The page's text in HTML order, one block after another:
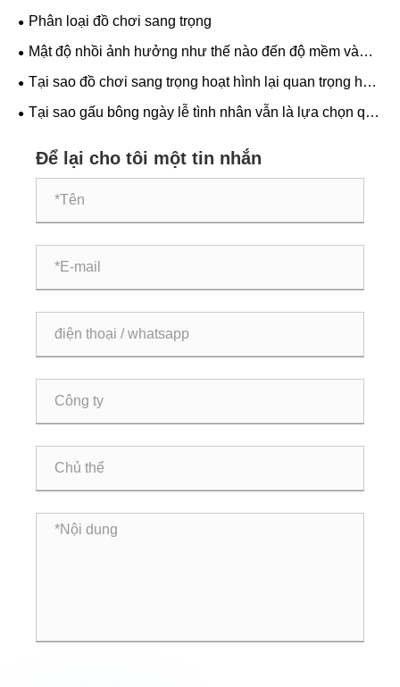
Phân loại đồ chơi sang trọng
Mật độ nhồi ảnh hưởng như thế nào đến độ mềm và
khả năng giữ hình dạng của đồ chơi sang trọng?
Tại sao đồ chơi sang trọng hoạt hình lại quan trọng hơn
vào mùa đông?
Tại sao gấu bông ngày lễ tình nhân vẫn là lựa chọn quà
Để lại cho tôi một tin nhắn